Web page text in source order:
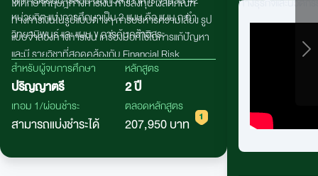
ทางการเงินในรูปแบบต่างๆ การบริหารความเสี่ยง รูป
แบบจำลองทางการเงิน เครื่องมือที่ใช้ในการแก้ปัญหา
และมี รายวิชาที่สอดคล้องกับ Financial Risk
Manager (FM)หลักสูตรมีที่ปรึกษาเป็นผู้เชี่ยวชาญมือ
อาชีพทางการเงิน อาทิ ธุรกิจธนาคาร และธุรกิจประกัน
ภัย รวมถึงมีความร่วมมือทางด้าน วิชาการกับภาค
ธุรกิจหลักทรัพย์ เช่น สมาคมนักวิเคราะห์หลัก ทรัพย์
หน่วยกิต แบ่งการศึกษาเป็น 2 แผน คือ แผน ก ทํา
วิทยานิพนธ์ และ แผน ข การค้นคว้าอิสระ
สำหรับผู้จบการศึกษา
ปริญญาตรี
หลักสูตร
2 ปี
เทอม 1/ผ่อนชำระ
สามารถแบ่งชำระได้
ตลอดหลักสูตร
207,950 บาท